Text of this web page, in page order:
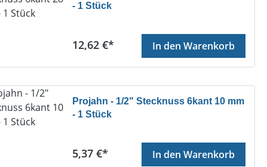
- 1 Stück
Regulärer Preis:
12,62 €* In den Warenkorb
Projahn - 1/2" Stecknuss 6kant 10 mm
- 1 Stück
Regulärer Preis:
5,37 €* In den Warenkorb